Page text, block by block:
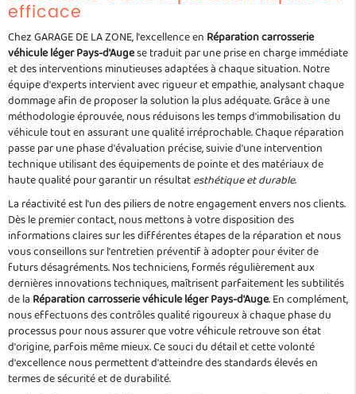
efficace
Chez GARAGE DE LA ZONE, l'excellence en Réparation carrosserie
véhicule léger Pays-d'Augese traduit par une prise en charge immédiate
et des interventions minutieuses adaptées à chaque situation. Notre
équipe d'experts intervient avec rigueur et empathie, analysant chaque
dommage afin de proposer la solution la plus adéquate. Grâce à une
méthodologie éprouvée, nous réduisons les temps d'immobilisation du
véhicule tout en assurant une qualité irréprochable. Chaque réparation
passe par une phase d'évaluation précise, suivie d'une intervention
technique utilisant des équipements de pointe et des matériaux de
haute qualité pour garantir un résultatesthétique et durable.
La réactivité est l'un des piliers de notre engagement envers nos clients.
Dès le premier contact, nous mettons à votre disposition des
informations claires sur les différentes étapes de la réparation et nous
vous conseillons sur l'entretien préventif à adopter pour éviter de
futurs désagréments. Nos techniciens, formés régulièrement aux
dernières innovations techniques, maîtrisent parfaitement les subtilités
de la Réparation carrosserie véhicule léger Pays-d'Auge. En complément,
nous effectuons des contrôles qualité rigoureux à chaque phase du
processus pour nous assurer que votre véhicule retrouve son état
d'origine, parfois même mieux. Ce souci du détail et cette volonté
d'excellence nous permettent d'atteindre des standards élevés en
termes de sécurité et de durabilité.